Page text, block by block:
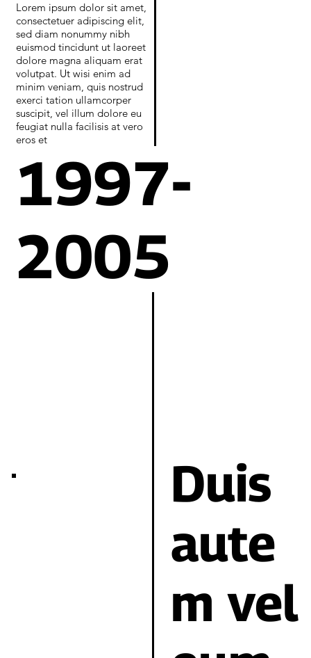
Lorem ipsum dolor sit amet,
consectetuer adipiscing elit,
sed diam nonummy nibh
euismod tincidunt ut laoreet
dolore magna aliquam erat
volutpat. Ut wisi enim ad
minim veniam, quis nostrud
exerci tation ullamcorper
suscipit, vel illum dolore eu
feugiat nulla facilisis at vero
eros et
1997-
2005
Duis
aute
m vel